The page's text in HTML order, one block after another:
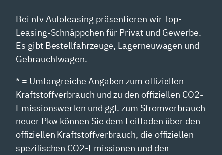
Bei ntv Autoleasing präsentieren wir Top-
Leasing-Schnäppchen für Privat und Gewerbe.
Es gibt Bestellfahrzeuge, Lagerneuwagen und
Gebrauchtwagen.
* = Umfangreiche Angaben zum offiziellen
Kraftstoffverbrauch und zu den offiziellen CO2-
Emissionswerten und ggf. zum Stromverbrauch
neuer Pkw können Sie dem Leitfaden über den
offiziellen Kraftstoffverbrauch, die offiziellen
spezifischen CO2-Emissionen und den